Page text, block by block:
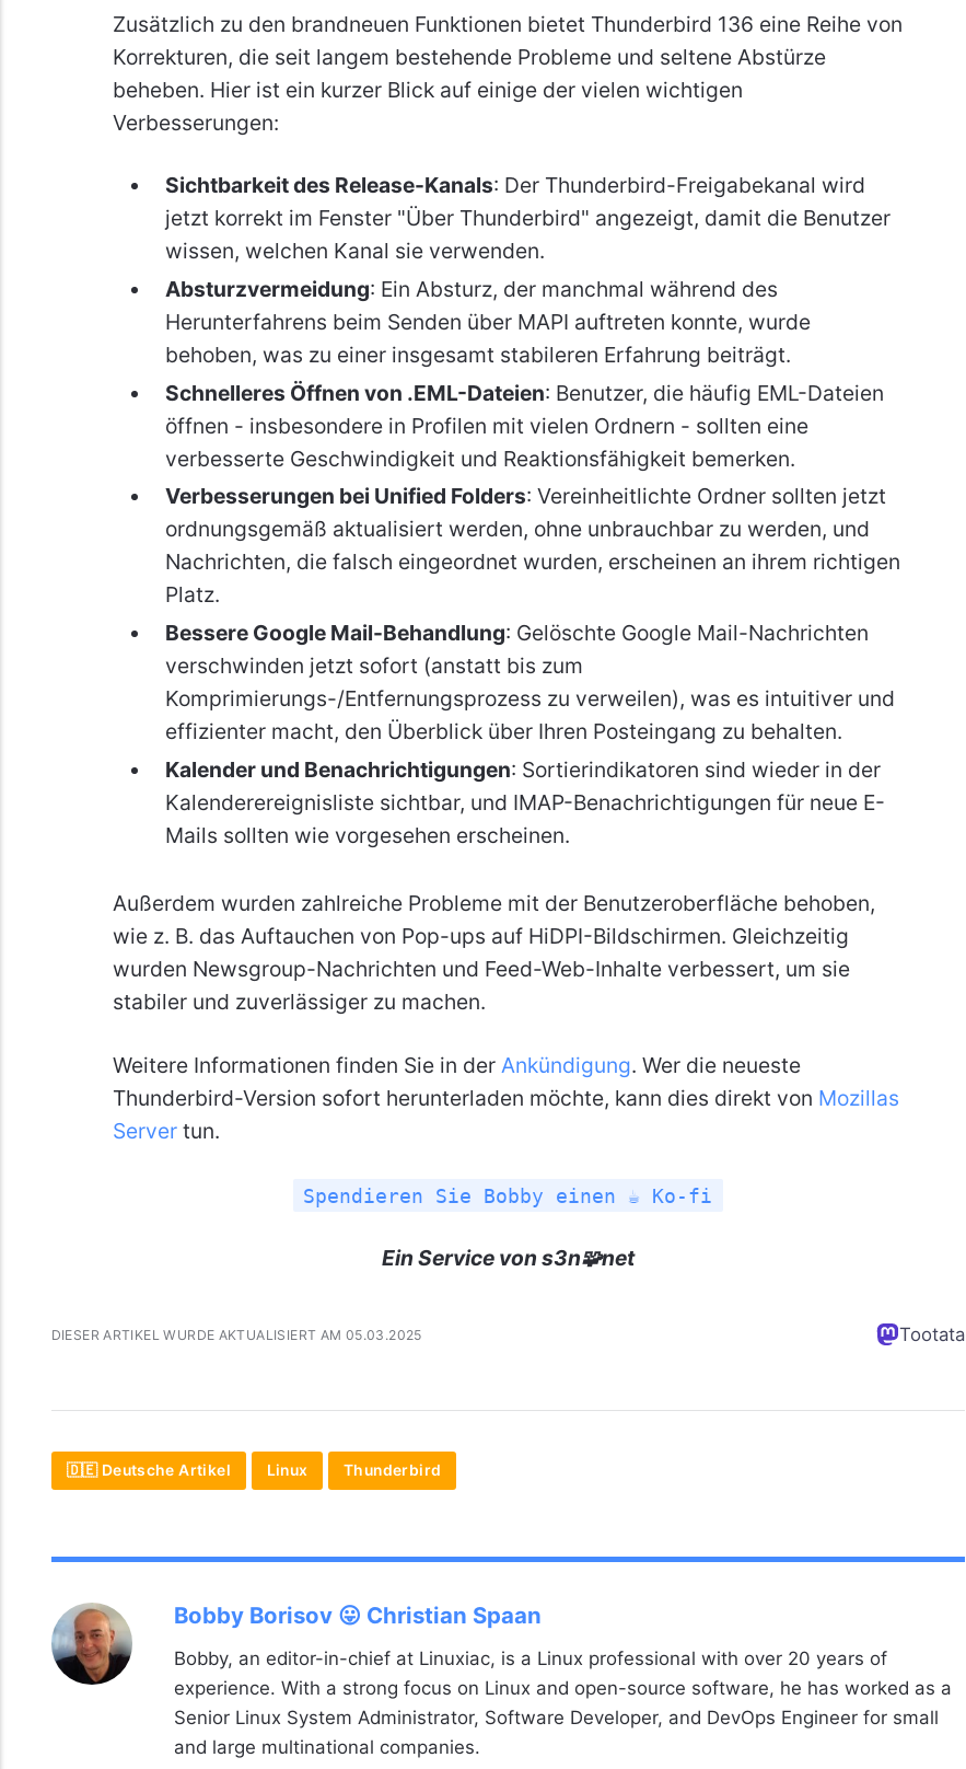
Zusätzlich zu den brandneuen Funktionen bietet Thunderbird 136 eine Reihe von
Korrekturen, die seit langem bestehende Probleme und seltene Abstürze
beheben. Hier ist ein kurzer Blick auf einige der vielen wichtigen
Verbesserungen:
Sichtbarkeit des Release-Kanals: Der Thunderbird-Freigabekanal wird
jetzt korrekt im Fenster "Über Thunderbird" angezeigt, damit die Benutzer
wissen, welchen Kanal sie verwenden.
Absturzvermeidung: Ein Absturz, der manchmal während des
Herunterfahrens beim Senden über MAPI auftreten konnte, wurde
behoben, was zu einer insgesamt stabileren Erfahrung beiträgt.
Schnelleres Öffnen von .EML-Dateien: Benutzer, die häufig EML-Dateien
öffnen - insbesondere in Profilen mit vielen Ordnern - sollten eine
verbesserte Geschwindigkeit und Reaktionsfähigkeit bemerken.
Verbesserungen bei Unified Folders: Vereinheitlichte Ordner sollten jetzt
ordnungsgemäß aktualisiert werden, ohne unbrauchbar zu werden, und
Nachrichten, die falsch eingeordnet wurden, erscheinen an ihrem richtigen
Platz.
Bessere Google Mail-Behandlung: Gelöschte Google Mail-Nachrichten
verschwinden jetzt sofort (anstatt bis zum
Komprimierungs-/Entfernungsprozess zu verweilen), was es intuitiver und
effizienter macht, den Überblick über Ihren Posteingang zu behalten.
Kalender und Benachrichtigungen: Sortierindikatoren sind wieder in der
Kalenderereignisliste sichtbar, und IMAP-Benachrichtigungen für neue E-
Mails sollten wie vorgesehen erscheinen.
Außerdem wurden zahlreiche Probleme mit der Benutzeroberfläche behoben,
wie z. B. das Auftauchen von Pop-ups auf HiDPI-Bildschirmen. Gleichzeitig
wurden Newsgroup-Nachrichten und Feed-Web-Inhalte verbessert, um sie
stabiler und zuverlässiger zu machen.
Weitere Informationen finden Sie in der Ankündigung. Wer die neueste
Thunderbird-Version sofort herunterladen möchte, kann dies direkt von Mozillas
Servertun.
Spendieren Sie Bobby einen ☕ Ko-fi
Ein Service von s3n🧩net
DIESER ARTIKEL WURDE AKTUALISIERT AM 05.03.2025 Tootata
🇩🇪 Deutsche Artikel Linux Thunderbird
Bobby Borisov 😛 Christian Spaan
Bobby, an editor-in-chief at Linuxiac, is a Linux professional with over 20 years of
experience. With a strong focus on Linux and open-source software, he has worked as a
Senior Linux System Administrator, Software Developer, and DevOps Engineer for small
and large multinational companies.